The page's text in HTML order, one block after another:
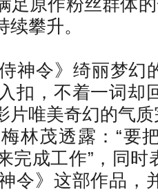
足原作粉丝群体
攀升。
神令》绮丽梦幻
扣，不着一词却
片唯美奇幻的气
林茂透露： “要
完成工作” ，同
令》这部作品，